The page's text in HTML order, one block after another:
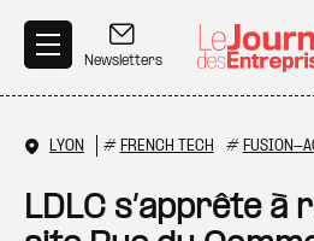
Newsletters
LYON # FRENCH TECH # FUSION-
LDLC s’apprête à